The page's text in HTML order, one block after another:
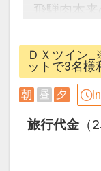
飛騨肉本
さらにハ
からリーズ
◇お食事◇
〇夕食
厳選され
ＤＸツイ
ットで3名様
朝 昼 夕
旅行代金